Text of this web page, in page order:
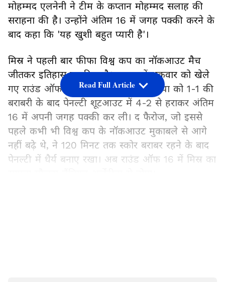
मोहम्मद एलनेनी ने टीम के कप्तान मोहम्मद सलाह की
सराहना की है। उन्होंने अंतिम 16 में जगह पक्की करने के
बाद कहा कि 'यह खुशी बहुत प्यारी है'।
मिस्र ने पहली बार फीफा विश्व कप का नॉकआउट मैच
जीतकर इतिहास रच दिया है। डलास में शुक्रवार को खेले
गए राउंड ऑफ 32 के मुकाबले में ऑस्ट्रेलिया को 1-1 की
बराबरी के बाद पेनल्टी शूटआउट में 4-2 से हराकर अंतिम
16 में अपनी जगह पक्की कर ली। द फैरोज, जो इससे
पहले कभी भी विश्व कप के नॉकआउट मुकाबले से आगे
नहीं बढ़े थे, ने 120 मिनट तक स्कोर बराबर रहने के बाद
पेनल्टी में धैर्य बनाए रखा। अब राउंड ऑफ 16 में मिस्र का
Read Full Article